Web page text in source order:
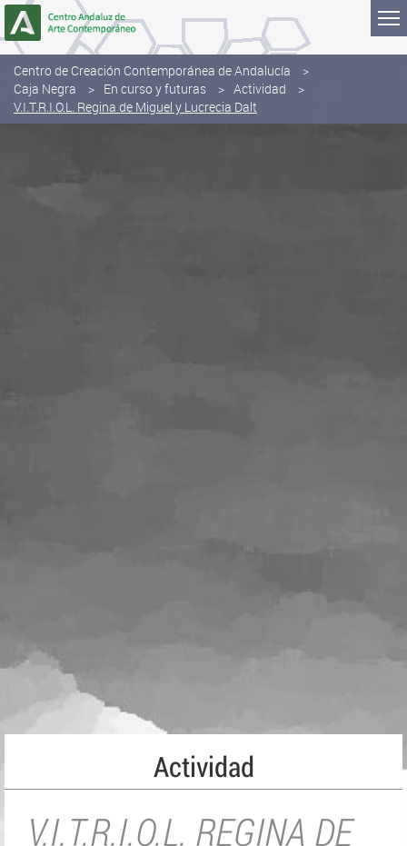
Saltar al contenido
Centro de Creación Contemporánea de Andalucía
Caja Negra
En curso y futuras
Actividad
V.I.T.R.I.O.L. Regina de Miguel y Lucrecia Dalt
Actividad
V.I.T.R.I.O.L. REGINA DE